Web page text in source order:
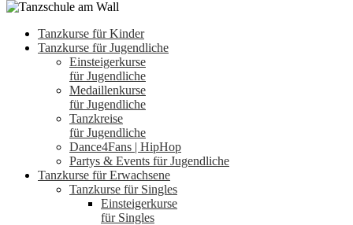
Tanzkurse für Kinder
Tanzkurse für Jugendliche
Einsteigerkurse
für Jugendliche
Medaillenkurse
für Jugendliche
Tanzkreise
für Jugendliche
Dance4Fans | HipHop
Partys & Events für Jugendliche
Tanzkurse für Erwachsene
Tanzkurse für Singles
Einsteigerkurse
für Singles